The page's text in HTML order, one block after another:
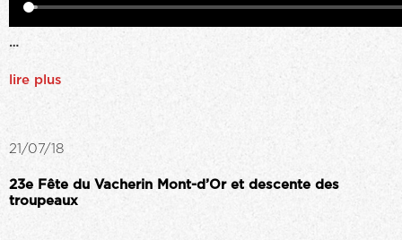
…
lire plus
21/07/18
23e Fête du Vacherin Mont-d’Or et descente des
troupeaux